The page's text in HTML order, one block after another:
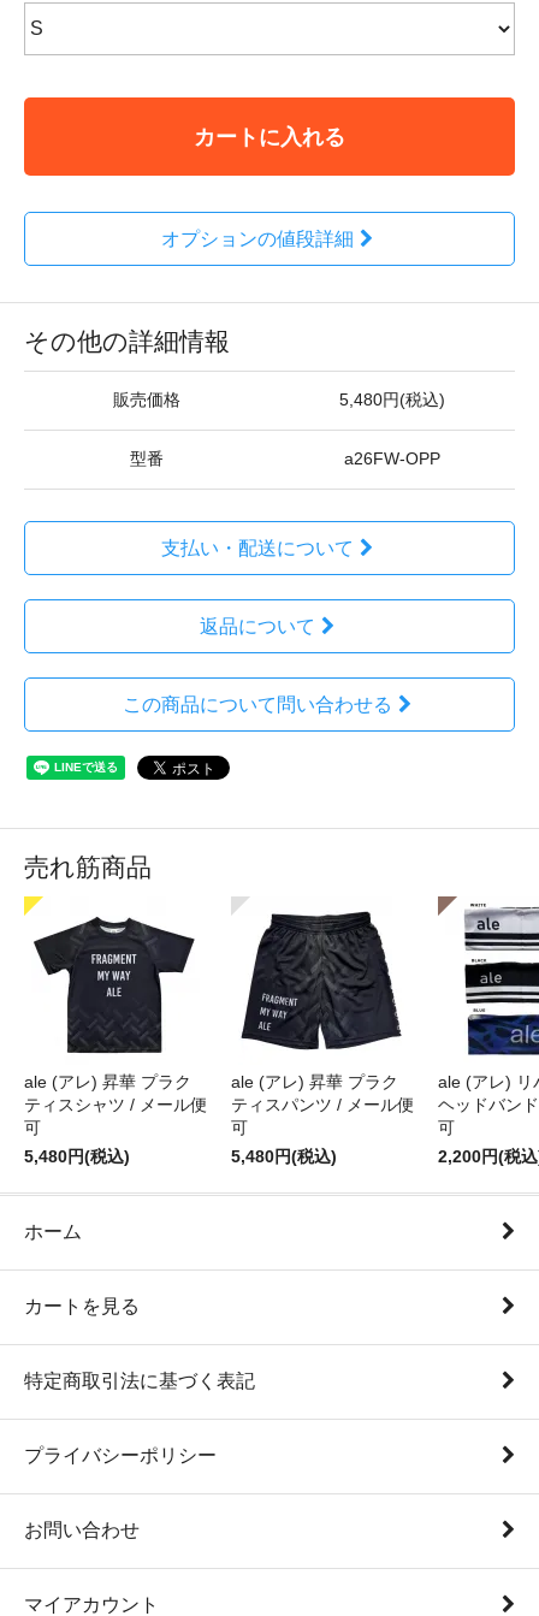
カートに入れる
オプションの値段詳細
その他の詳細情報
販売価格 5,480円(税込)
型番 a26FW-OPP
支払い・配送について
返品について
この商品について問い合わせる
売れ筋商品
ale (アレ) 昇華 プラク
ティスシャツ / メール便
可
5,480円(税込)
ale (アレ) 昇華 プラク
ティスパンツ / メール便
可
5,480円(税込)
ale (アレ) リ
ヘッドバン
可
2,200円(税
ホーム
カートを見る
特定商取引法に基づく表記
プライバシーポリシー
お問い合わせ
マイアカウント